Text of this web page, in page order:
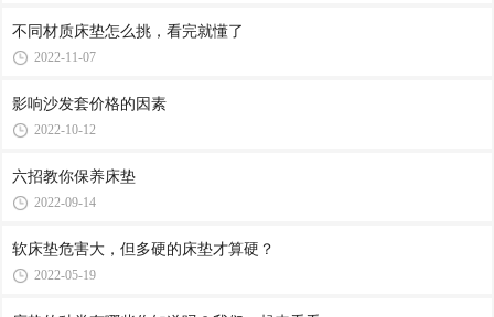
不同材质床垫怎么挑，看完就懂了
2022-11-07
影响沙发套价格的因素
2022-10-12
六招教你保养床垫
2022-09-14
软床垫危害大，但多硬的床垫才算硬？
2022-05-19